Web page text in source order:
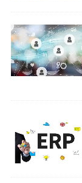
如何规避商
为规避商品侵
手：
供应商，确保
节，可使用工
全，防止不必